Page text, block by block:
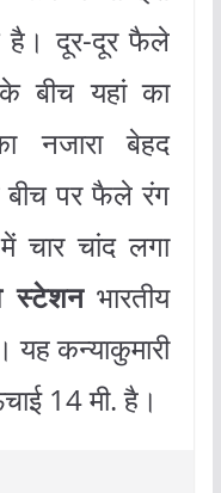
है। दूर-दूर फैले
बीच यहां का
नजारा बेहद
पर फैले रंग
चार चांद लगा
स्टेशनभारतीय
कन्याकुमारी
14 मी. है।